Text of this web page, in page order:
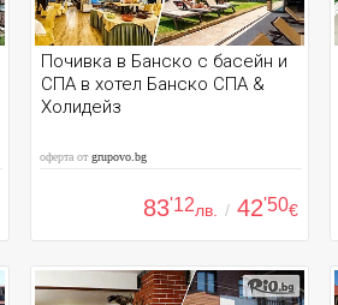
Почивка в Банско с басейн и
СПА в хотел Банско СПА &
Холидейз
оферта от grupovo.bg
83'12лв. / 42'50€